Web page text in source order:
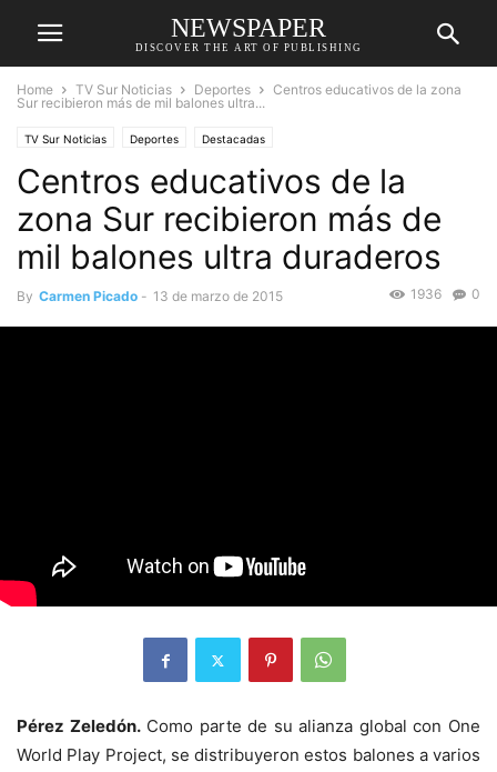
NEWSPAPER
DISCOVER THE ART OF PUBLISHING
Home TV Sur Noticias Deportes
Centros educativos de la zona
Sur recibieron más de mil balones ultra...
TV Sur Noticias Deportes Destacadas
Centros educativos de la
zona Sur recibieron más de
mil balones ultra duraderos
By Carmen Picado - 13 de marzo de 2015 0
1936
Pérez Zeledón.Como parte de su alianza global con One
World Play Project, se distribuyeron estos balones a varios